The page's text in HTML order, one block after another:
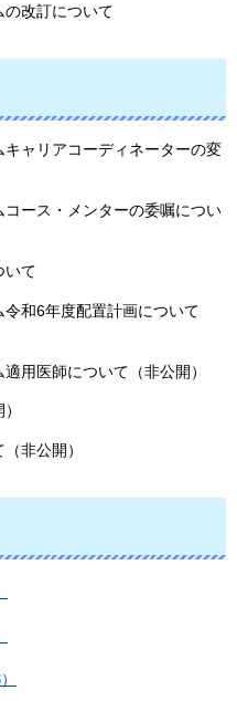
改訂について
ャリアコーディネーターの変
ース・メンターの委嘱につい
いて
和6年度配置計画について
用医師について（非公開）
非公開）